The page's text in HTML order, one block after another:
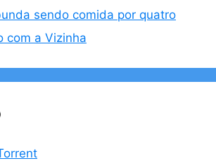
sendo comida por quatro
com a Vizinha